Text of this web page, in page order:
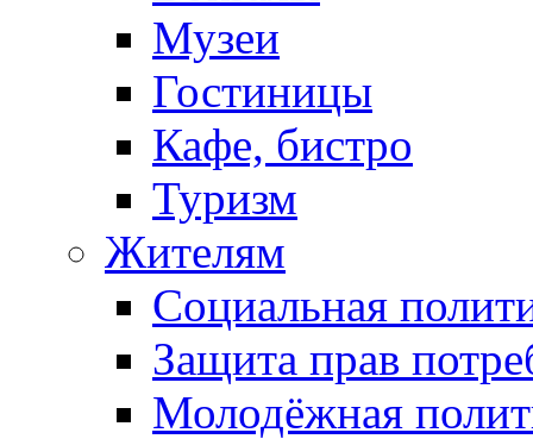
Музеи
Гостиницы
Кафе, бистро
Туризм
Жителям
Социальная
Защита прав
Молодёжная